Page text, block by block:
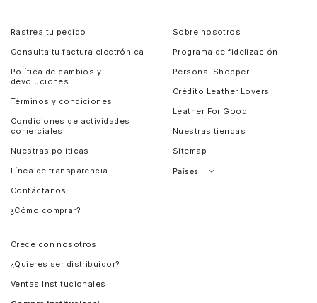
Rastrea tu pedido
Consulta tu factura electrónica
Política de cambios y
devoluciones
Términos y condiciones
Condiciones de actividades
comerciales
Nuestras políticas
Línea de transparencia
Contáctanos
¿Cómo comprar?
Sobre nosotros
Programa de fidelización
Personal Shopper
Crédito Leather Lovers
Leather For Good
Nuestras tiendas
Sitemap
Países
Crece con nosotros
¿Quieres ser distribuidor?
Ventas Institucionales